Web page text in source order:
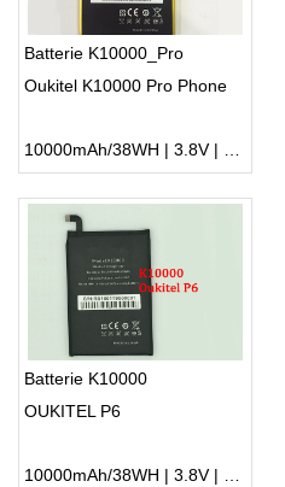
Batterie K10000_Pro
Oukitel K10000 Pro Phone
10000mAh/38WH | 3.8V | Li-ion ...
Batterie K10000
OUKITEL P6
10000mAh/38WH | 3.8V | Li-ion ...